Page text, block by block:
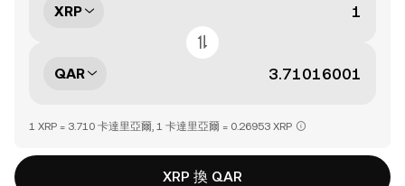
XRP
QAR
1 XRP = 3.710 卡達里亞爾, 1 卡達里亞爾 = 0.26953 XRP
XRP 換 QAR